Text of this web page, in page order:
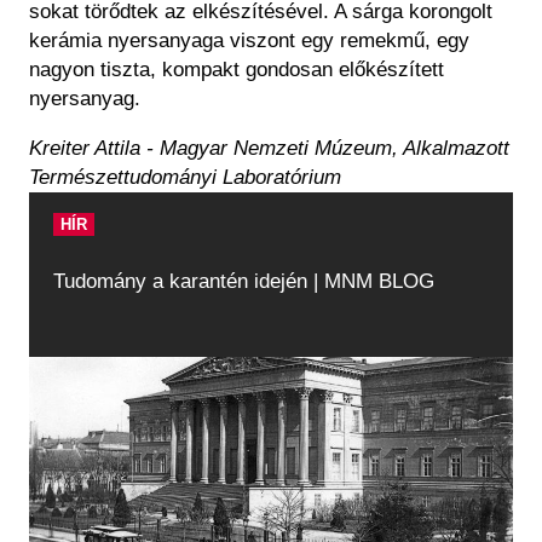
sokat törődtek az elkészítésével. A sárga korongolt
kerámia nyersanyaga viszont egy remekmű, egy
nagyon tiszta, kompakt gondosan előkészített
nyersanyag.
Kreiter Attila - Magyar Nemzeti Múzeum, Alkalmazott
Természettudományi Laboratórium
HÍR
Tudomány a karantén idején | MNM BLOG